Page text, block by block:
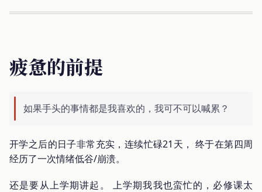
疲惫的前提
如果手头的事情都是我喜欢的，我可不可以喊累？
开学之后的日子非常充实，连续忙碌21天， 终于在第四周
经历了一次情绪低谷/崩溃。
还是要从上学期讲起。 上学期我我也蛮忙的，必修课太